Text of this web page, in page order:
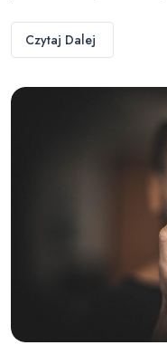
Czytaj Dalej